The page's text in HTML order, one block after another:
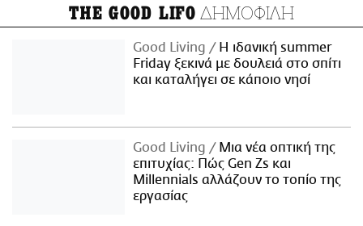
THE GOOD LIFO ΔΗΜΟΦΙΛΗ
Good Living
Η ιδανική summer
Friday ξεκινά με δουλειά στο σπίτι
και καταλήγει σε κάποιο νησί
Good Living
Μια νέα οπτική της
επιτυχίας: Πώς Gen Zs και
Millennials αλλάζουν το τοπίο της
εργασίας